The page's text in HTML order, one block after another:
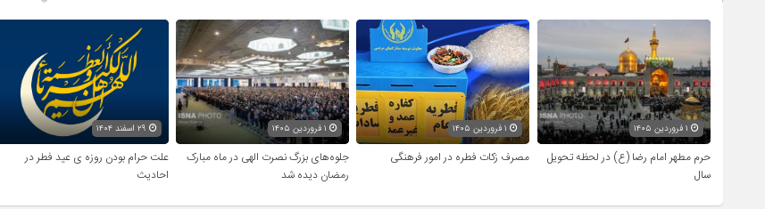
حرم مطهر امام رضا (ع) در لحظه تحویل
سال
۱ فروردین ۱۴۰۵
مصرف زکات فطره در امور فرهنگی
جلوه‌های بزرگ نصرت الهی در ماه مبارک
رمضان دیده شد
علت حرام بودن روزه ی عید فطر در
احادیث